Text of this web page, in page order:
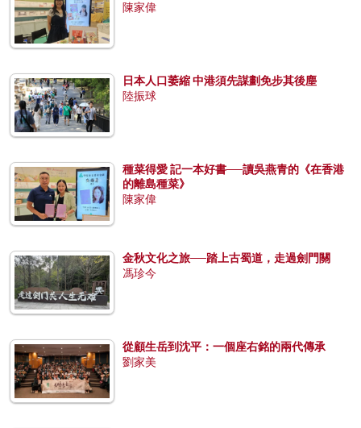
陳家偉
日本人口萎縮 中港須先謀劃免步其後塵
陸振球
種菜得愛 記一本好書──讀吳燕青的《在香港
的離島種菜》
陳家偉
金秋文化之旅──踏上古蜀道，走過劍門關
馮珍今
從顧生岳到沈平：一個座右銘的兩代傳承
劉家美